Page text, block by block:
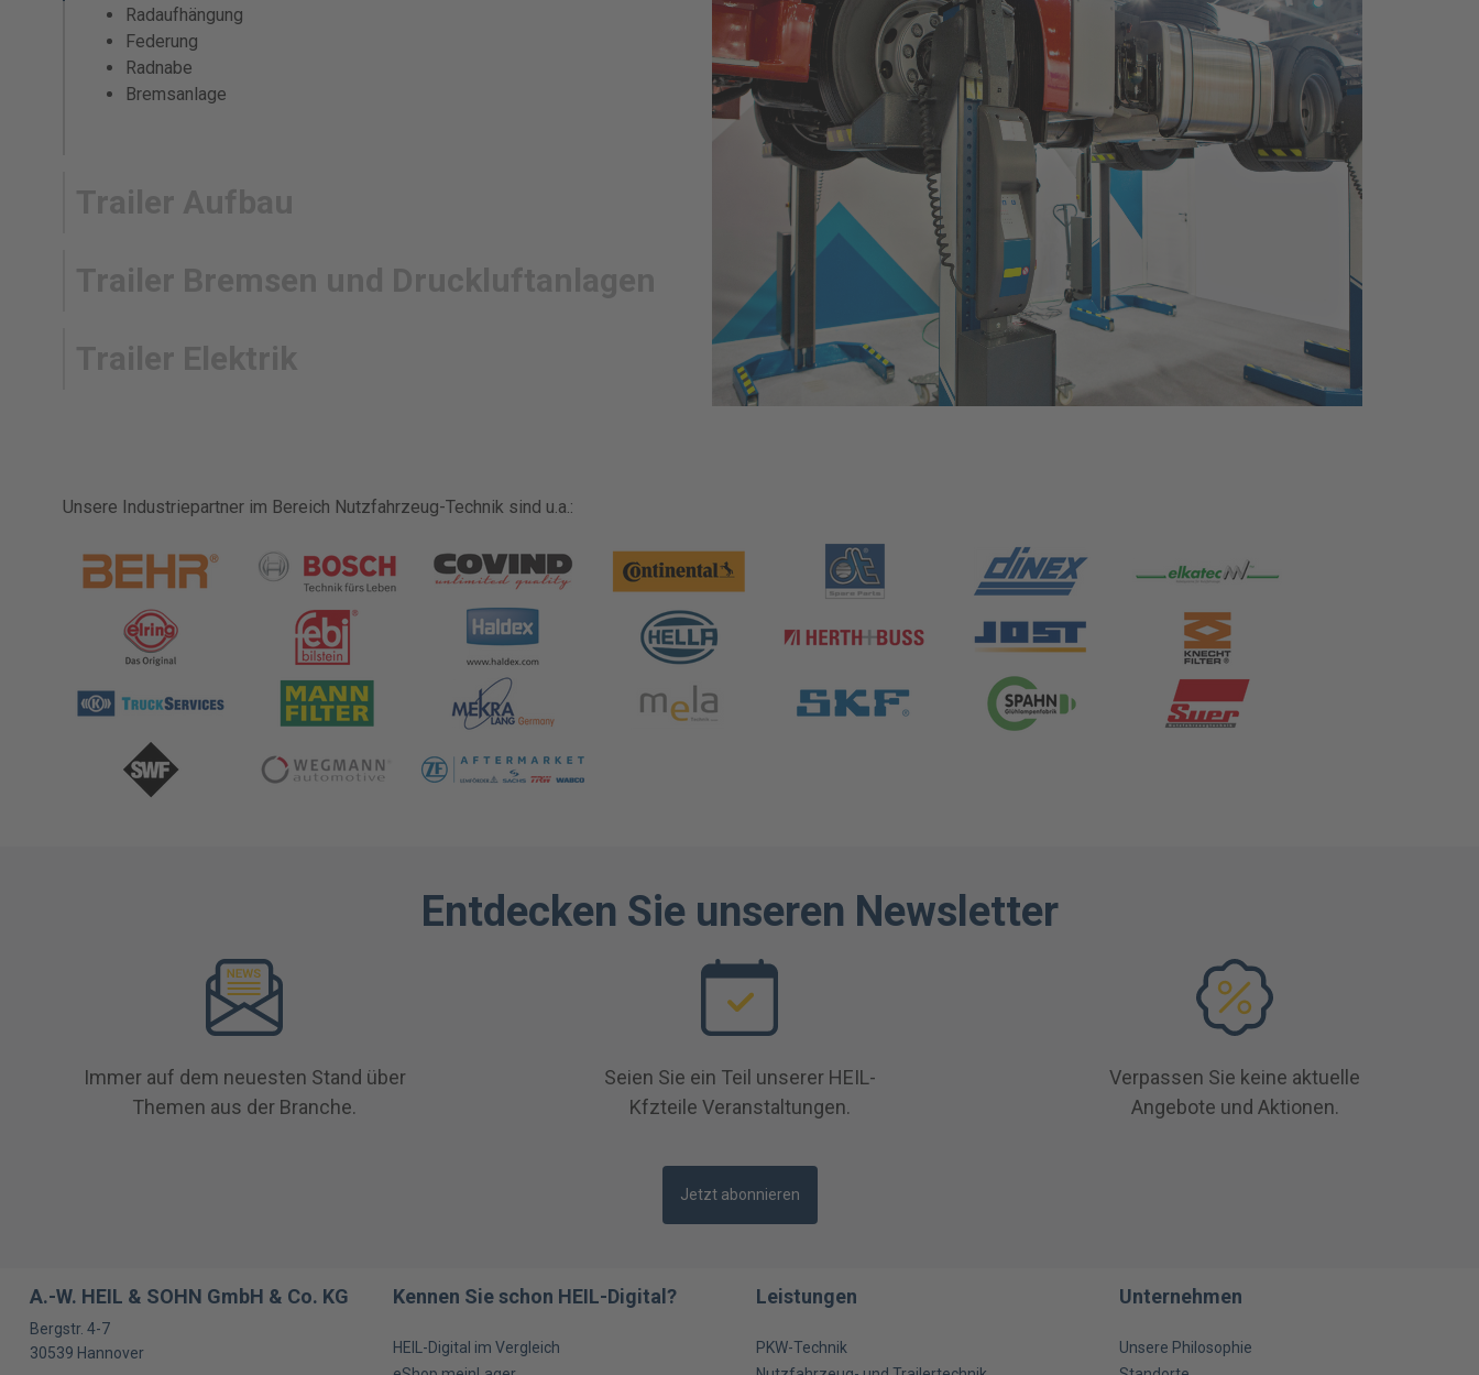
Radaufhängung
Federung
Radnabe
Bremsanlage
Unsere Industriepartner im Bereich Nutzfahrzeug-Technik sind u.a.:
Entdecken Sie unseren Newsletter
Immer auf dem neuesten Stand über
Themen aus der Branche.
Seien Sie ein Teil unserer HEIL-
Kfzteile Veranstaltungen.
Verpassen Sie keine aktuelle
Angebote und Aktionen.
Jetzt abonnieren
A.-W. HEIL & SOHN GmbH & Co. KG
Bergstr. 4-7
30539 Hannover
Kennen Sie schon HEIL-Digital?
HEIL-Digital im Vergleich
Leistungen
PKW-Technik
Unternehmen
Unsere Philosophie